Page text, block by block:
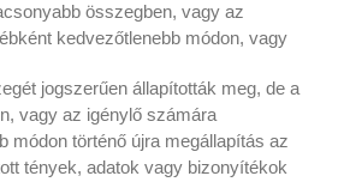
összegben, vagy az
kedvezőtlenebb módon, vagy
jogszerűen állapították meg, de a
vagy az igénylő számára
módon történő újra megállapítás az
tények, adatok vagy bizonyítékok